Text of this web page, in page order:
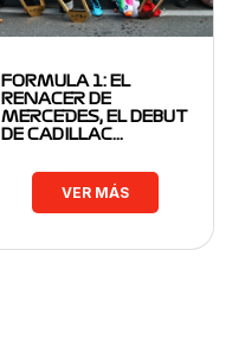
FORMULA 1: EL
RENACER DE
MERCEDES, EL DEBUT
DE CADILLAC…
VER MÁS